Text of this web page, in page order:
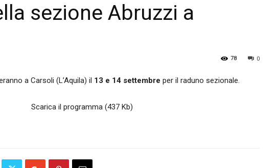
Nazionale
sezione Abruzzi a
0
78
a Carsoli (L’Aquila) il 13 e 14 settembre per il raduno sezionale.
Scarica il programma (437 Kb)